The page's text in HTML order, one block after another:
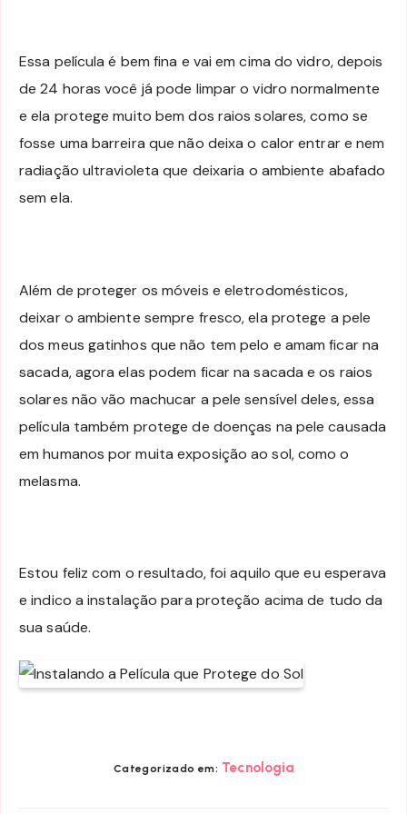
Essa película é bem fina e vai em cima do vidro, depois
de 24 horas você já pode limpar o vidro normalmente
e ela protege muito bem dos raios solares, como se
fosse uma barreira que não deixa o calor entrar e nem
radiação ultravioleta que deixaria o ambiente abafado
sem ela.
Além de proteger os móveis e eletrodomésticos,
deixar o ambiente sempre fresco, ela protege a pele
dos meus gatinhos que não tem pelo e amam ficar na
sacada, agora elas podem ficar na sacada e os raios
solares não vão machucar a pele sensível deles, essa
película também protege de doenças na pele causada
em humanos por muita exposição ao sol, como o
melasma.
Estou feliz com o resultado, foi aquilo que eu esperava
e indico a instalação para proteção acima de tudo da
sua saúde.
Categorizado em: Tecnologia